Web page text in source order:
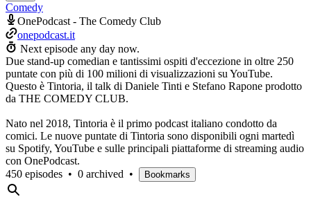
Comedy
OnePodcast - The Comedy Club
onepodcast.it
Next episode any day now.
Due stand-up comedian e tantissimi ospiti d'eccezione in oltre 250
puntate con più di 100 milioni di visualizzazioni su YouTube.
Questo è Tintoria, il talk di Daniele Tinti e Stefano Rapone prodotto
da THE COMEDY CLUB.
Nato nel 2018, Tintoria è il primo podcast italiano condotto da
comici. Le nuove puntate di Tintoria sono disponibili ogni martedì
su Spotify, YouTube e sulle principali piattaforme di streaming audio
con OnePodcast.
450 episodes • 0 archived • Bookmarks